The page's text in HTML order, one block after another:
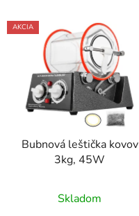
AKCIA
Bubnová leštička kovov
3kg, 45W
hodnotenie
Skladom